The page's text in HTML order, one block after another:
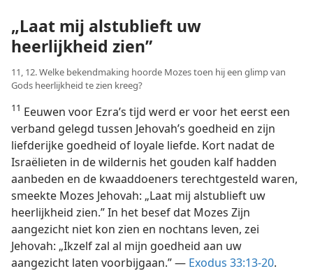
„Laat mij alstublieft uw
heerlijkheid zien”
11, 12. Welke bekendmaking hoorde Mozes toen hij een glimp van
Gods heerlijkheid te zien kreeg?
11 Eeuwen voor Ezra’s tijd werd er voor het eerst een
verband gelegd tussen Jehovah’s goedheid en zijn
liefderijke goedheid of loyale liefde. Kort nadat de
Israëlieten in de wildernis het gouden kalf hadden
aanbeden en de kwaaddoeners terechtgesteld waren,
smeekte Mozes Jehovah: „Laat mij alstublieft uw
heerlijkheid zien.” In het besef dat Mozes Zijn
aangezicht niet kon zien en nochtans leven, zei
Jehovah: „Ikzelf zal al mijn goedheid aan uw
aangezicht laten voorbijgaan.” — Exodus 33:13-20.